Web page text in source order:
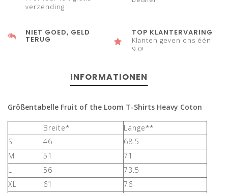
verzending
NIET GOED, GELD
TERUG
TOP KLANTERVARING
Klanten geven ons één
9.0!
INFORMATIONEN
Größentabelle Fruit of the Loom T-Shirts Heavy Coton
Breite*
Länge**
S
46
68.5
M
51
71
L
56
73.5
XL
61
76